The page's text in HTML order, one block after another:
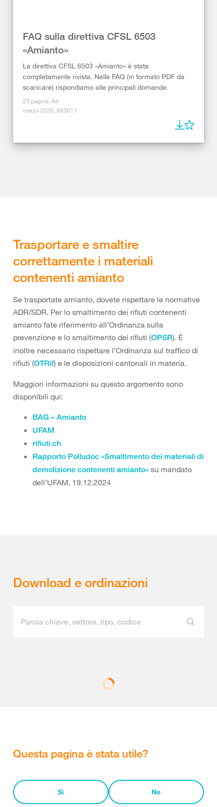
FAQ sulla direttiva CFSL 6503
«Amianto»
La direttiva CFSL 6503 «Amianto» è stata
completamente rivista. Nelle FAQ (in formato PDF da
scaricare) rispondiamo alle principali domande.
23 pagine, A4
marzo 2026, 88361.I
Trasportare e smaltire
correttamente i materiali
contenenti amianto
Se trasportate amianto, dovete rispettare le normative
ADR/SDR. Per lo smaltimento dei rifiuti contenenti
amianto fate riferimento all’Ordinanza sulla
prevenzione e lo smaltimento dei rifiuti (OPSR). È
inoltre necessario rispettare l’Ordinanza sul traffico di
rifiuti (OTRif) e le disposizioni cantonali in materia.
Maggiori informazioni su questo argomento sono
disponibili qui:
BAG – Amianto
UFAM
rifiuti.ch
Rapporto Polludoc «Smaltimento dei materiali di
demolizione contenenti amianto» su mandato
dell’UFAM, 19.12.2024
Download e ordinazioni
Questa pagina è stata utile?
Sì No